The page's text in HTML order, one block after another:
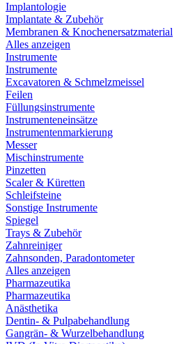
Implantologie
Implantate & Zubehör
Membranen & Knochenersatzmaterial
Alles anzeigen
Instrumente
Instrumente
Excavatoren & Schmelzmeissel
Feilen
Füllungsinstrumente
Instrumenteneinsätze
Instrumentenmarkierung
Messer
Mischinstrumente
Pinzetten
Scaler & Küretten
Schleifsteine
Sonstige Instrumente
Spiegel
Trays & Zubehör
Zahnreiniger
Zahnsonden, Paradontometer
Alles anzeigen
Pharmazeutika
Pharmazeutika
Anästhetika
Dentin- & Pulpabehandlung
Gangrän- & Wurzelbehandlung